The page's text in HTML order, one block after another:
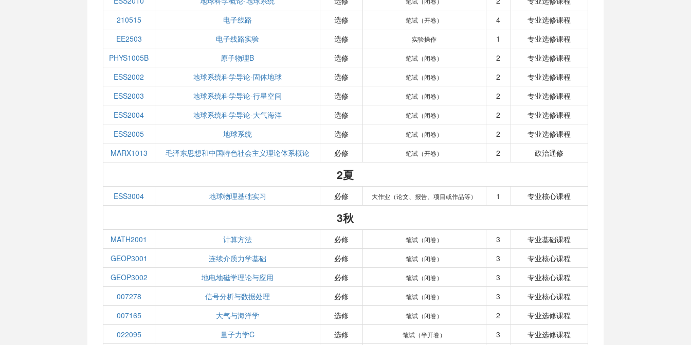
210515
电子线路 选修 笔试（开卷） 4
专业选修课程
EE2503
电子线路实验 选修 实验操作 1
专业选修课程
PHYS1005B
原子物理B 选修 笔试（闭卷） 2
专业选修课程
ESS2002
地球系统科学导论-固体地球 选修 笔试（闭卷） 2
专业选修课程
ESS2003
地球系统科学导论-行星空间 选修 笔试（闭卷） 2
专业选修课程
ESS2004
地球系统科学导论-大气海洋 选修 笔试（闭卷） 2
专业选修课程
ESS2005
地球系统 选修 笔试（闭卷） 2
专业选修课程
MARX1013
毛泽东思想和中国特色社会主义理论体系概论 必修 笔试（开卷） 2 政治通修
2夏
ESS3004 地球物理基础实习 必修 大作业（论文、报告、项目或作品等） 1 专业核心课程
3秋
MATH2001 计算方法 必修 笔试（闭卷） 3
专业基础课程
GEOP3001
连续介质力学基础 必修 笔试（闭卷） 3
专业核心课程
GEOP3002
地电地磁学理论与应用 必修 笔试（闭卷） 3
专业核心课程
007278
信号分析与数据处理 必修 笔试（闭卷） 3
专业核心课程
007165
大气与海洋学 选修 笔试（闭卷） 2
专业选修课程
022095
量子力学C 选修 笔试（半开卷） 3 专业选修课程